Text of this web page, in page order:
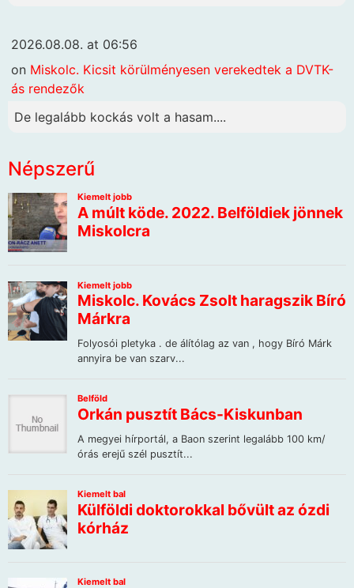
2026.08.08. at 06:56
on Miskolc. Kicsit körülményesen verekedtek a DVTK-
ás rendezők
De legalább kockás volt a hasam....
Népszerű